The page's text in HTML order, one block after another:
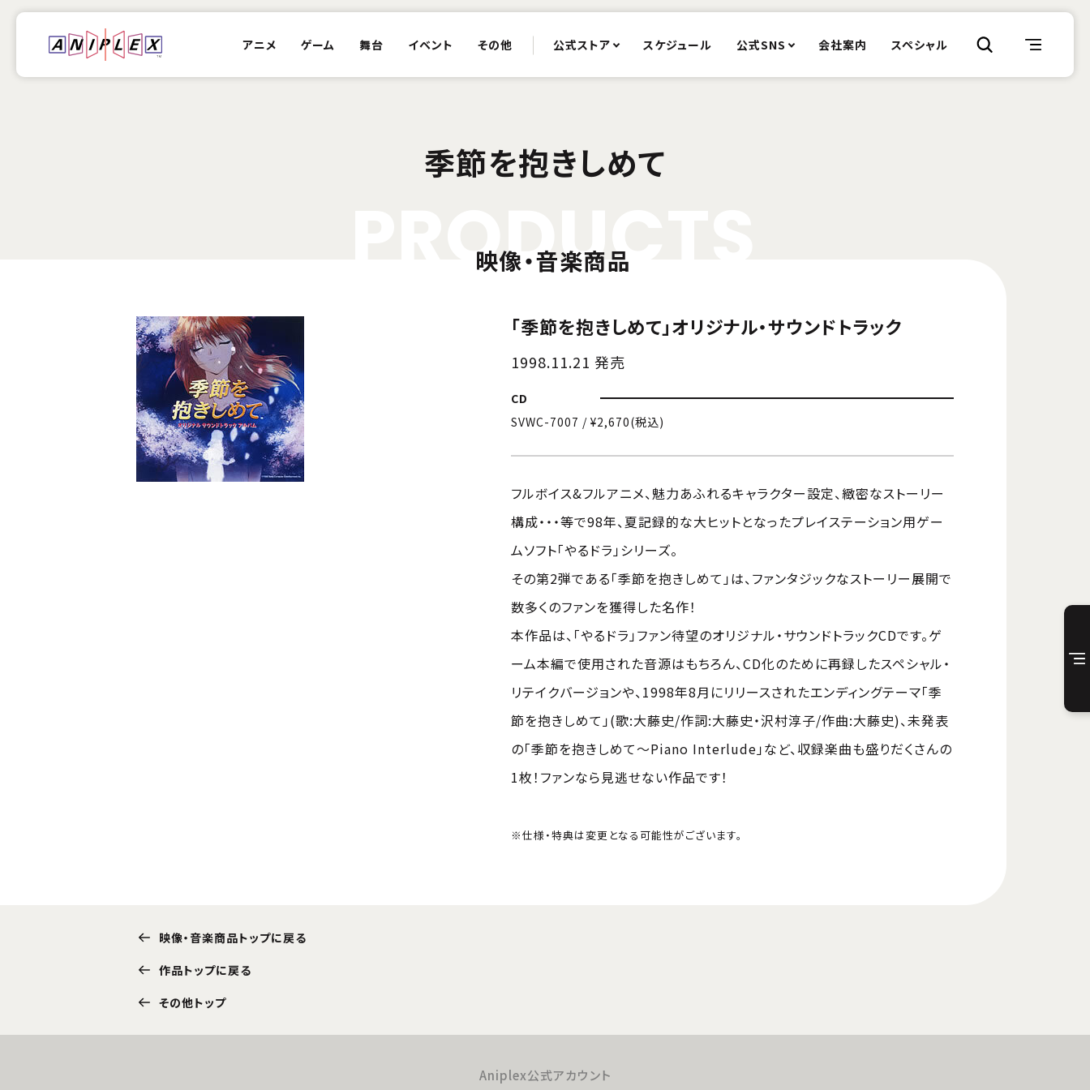
アニメ ゲーム 舞台 イベント その他 公式ストア スケジュール 公式SNS 会社案内 スペシャル
季節を抱きしめて
ODUC
映像・音楽商品
「季節を抱きしめて」オリジナル・サウンドトラック
1998.11.21 発売
CD
SVWC-7007 / ¥2,670(税込)
フルボイス&フルアニメ、魅力あふれるキャラクター設定、緻密なストーリー
構成・・・等で98年、夏記録的な大ヒットとなったプレイステーション用ゲー
ムソフト「やるドラ」シリーズ。
その第2弾である「季節を抱きしめて」は、ファンタジックなストーリー展開で
数多くのファンを獲得した名作！
本作品は、「やるドラ」ファン待望のオリジナル・サウンドトラックCDです。ゲ
ーム本編で使用された音源はもちろん、CD化のために再録したスペシャル・
リテイクバージョンや、1998年8月にリリースされたエンディングテーマ「季
節を抱きしめて」(歌:大藤史/作詞:大藤史・沢村淳子/作曲:大藤史)、未発表
の「季節を抱きしめて〜Piano Interlude」など、収録楽曲も盛りだくさんの
1枚！ファンなら見逃せない作品です！
※仕様・特典は変更となる可能性がございます。
映像・音楽商品トップに戻る
作品トップに戻る
その他トップ
Aniplex公式アカウント